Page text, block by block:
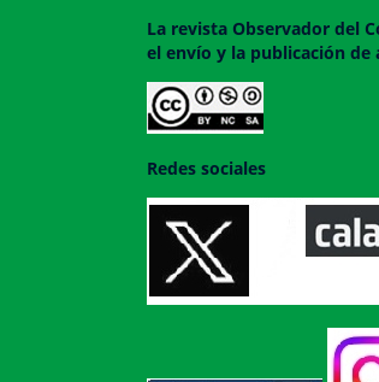
La revista Observador del
el envío y la publicación
Redes sociales